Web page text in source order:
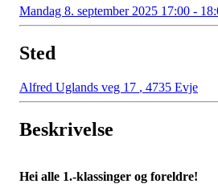
Mandag 8. september 2025 17:00 -
Sted
Alfred Uglands veg 17 , 4735 Evje
Beskrivelse
Hei alle 1.-klassinger og foreldre!